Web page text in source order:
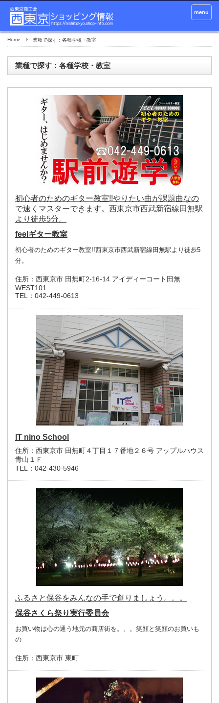
menu
Home 業種で探す：各種学校・教室
業種で探す：各種学校・教室
初心者のためのギター教室!!やりたい曲が課題曲なの
で速くマスターできます。西東京市西武新宿線田無駅
より徒歩5分。
feelギター教室
初心者のためのギター教室!!西東京市西武新宿線田無駅より徒歩5
分。
住所： 西東京市 田無町2-16-14 アイディーコート田無
WEST101
TEL： 042-449-0613
IT nino School
住所： 西東京市 田無町４丁目１７番地２６号 アップルハウス
青山１Ｆ
TEL： 042-430-5946
ふるさと保谷をみんなの手で創りましょう。。。
保谷さくら祭り実行委員会
お買い物は心の通う地元の商店街を。。。笑顔と笑顔のお買いも
の
住所： 西東京市 東町